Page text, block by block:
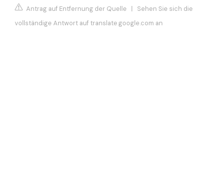
Antrag auf Entfernung der Quelle | Sehen Sie sich die
vollständige Antwort auf translate.google.com an